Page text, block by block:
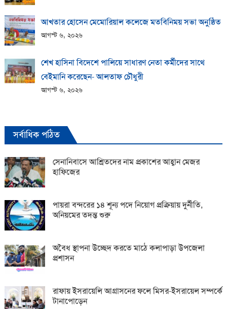
আখতার হোসেন মেমোরিয়াল কলেজে মতবিনিময় সভা অনুষ্ঠিত
আগস্ট ৬, ২০২৬
শেখ হাসিনা বিদেশে পালিয়ে সাধারণ নেতা কর্মীদের সাথে
বেইমানি করেছেন- আলতাফ চৌধুরী
আগস্ট ৬, ২০২৬
সর্বাধিক পঠিত
সেনানিবাসে আশ্রিতদের নাম প্রকাশের আহ্বান মেজর
হাফিজের
পায়রা বন্দরের ১৪ শূন্য পদে নিয়োগ প্রক্রিয়ায় দুর্নীতি,
অনিয়মের তদন্ত শুরু
অবৈধ স্থাপনা উচ্ছেদ করতে মাঠে কলাপাড়া উপজেলা
প্রশাসন
রাফায় ইসরায়েলি আগ্রাসনের ফলে মিসর-ইসরায়েল সম্পর্কে
টানাপোড়েন